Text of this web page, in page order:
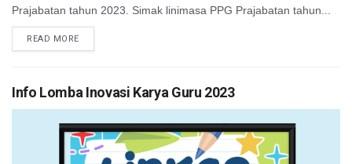
Prajabatan tahun 2023. Simak linimasa PPG Prajabatan tahun...
READ MORE
Info Lomba Inovasi Karya Guru 2023